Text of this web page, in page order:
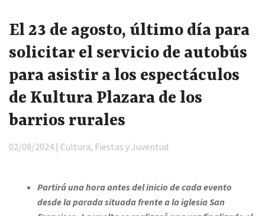
El 23 de agosto, último día para
solicitar el servicio de autobús
para asistir a los espectáculos
de Kultura Plazara de los
barrios rurales
02/08/2024 | Cultura, Fiestas y Juventud
Partirá una hora antes del inicio de cada evento
desde la parada situada frente a la iglesia San